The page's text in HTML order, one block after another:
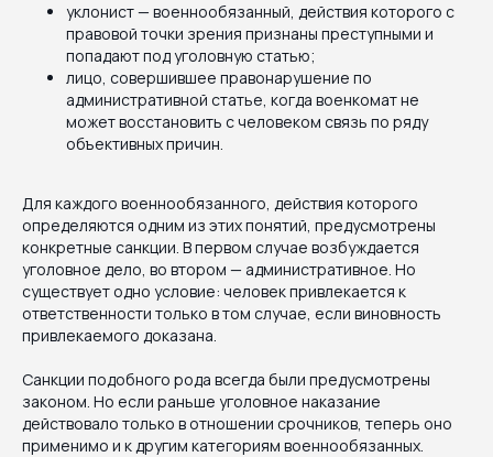
уклонист — военнообязанный, действия которого с
правовой точки зрения признаны преступными и
попадают под уголовную статью;
лицо, совершившее правонарушение по
административной статье, когда военкомат не
может восстановить с человеком связь по ряду
объективных причин.
Для каждого военнообязанного, действия которого
определяются одним из этих понятий, предусмотрены
конкретные санкции. В первом случае возбуждается
уголовное дело, во втором — административное. Но
существует одно условие: человек привлекается к
ответственности только в том случае, если виновность
привлекаемого доказана.
Санкции подобного рода всегда были предусмотрены
законом. Но если раньше уголовное наказание
действовало только в отношении срочников, теперь оно
применимо и к другим категориям военнообязанных.